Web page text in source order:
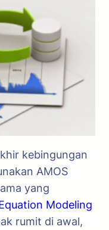
kebingungan
AMOS
yang
Modeling
rumit di awal,